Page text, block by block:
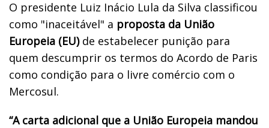
O presidente Luiz Inácio Lula da Silva classificou
como "inaceitável" a proposta da União
Europeia (EU)de estabelecer punição para
quem descumprir os termos do Acordo de Paris
como condição para o livre comércio com o
Mercosul.
“A carta adicional que a União Europeia mandou